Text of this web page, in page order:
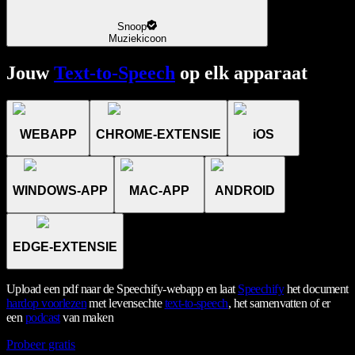
Snoop
Muziekicoon
JouwText-to-Speech op elk apparaat
WEBAPP CHROME-EXTENSIE iOS
WINDOWS-APP MAC-APP ANDROID
EDGE-EXTENSIE
Upload een pdf naar de Speechify-webapp en laat Speechifyhet document
hardop voorlezenmet levensechtetext-to-speech, het samenvatten of er
een podcastvan maken
Probeer gratis